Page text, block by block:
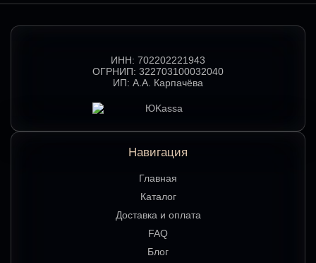
ИНН: 702202221943
ОГРНИП: 322703100032040
ИП: А.А. Карпачёва
Навигация
Главная
Каталог
Доставка и оплата
FAQ
Блог